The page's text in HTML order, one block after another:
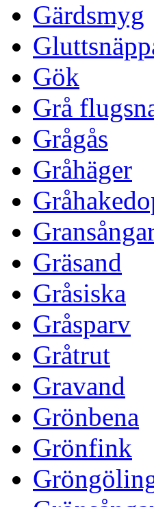
Gärdsmyg
Gök
Grå
Grågås
Gråhäger
Gräsand
Gråsiska
Gråsparv
Gråtrut
Gravand
Grönbena
Grönfink